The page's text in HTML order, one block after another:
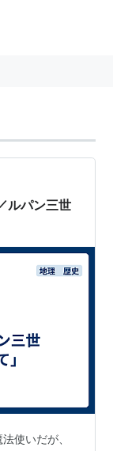
ルパン三世
使いだが、